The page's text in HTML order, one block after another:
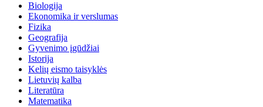
Biologija
Ekonomika ir verslumas
Fizika
Geografija
Gyvenimo įgūdžiai
Istorija
Kelių eismo taisyklės
Lietuvių kalba
Literatūra
Matematika